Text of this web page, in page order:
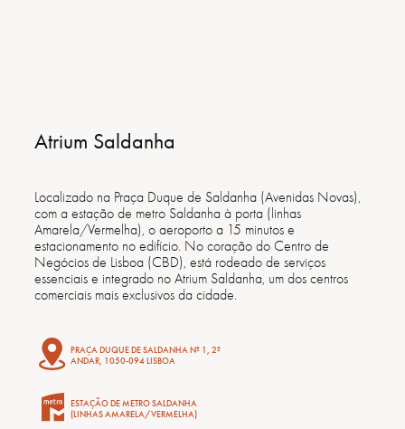
Atrium Saldanha
Localizado na Praça Duque de Saldanha (Avenidas Novas),
com a estação de metro Saldanha à porta (linhas
Amarela/Vermelha), o aeroporto a 15 minutos e
estacionamento no edifício. No coração do Centro de
Negócios de Lisboa (CBD), está rodeado de serviços
essenciais e integrado no Atrium Saldanha, um dos centros
comerciais mais exclusivos da cidade.
PRAÇA DUQUE DE SALDANHA Nº 1, 2º
ANDAR, 1050-094 LISBOA
ESTAÇÃO DE METRO SALDANHA
(LINHAS AMARELA/VERMELHA)